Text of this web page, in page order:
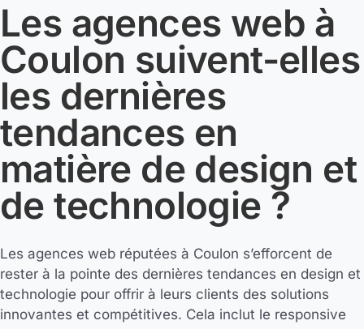
Les agences web à
Coulon suivent-elles
les dernières
tendances en
matière de design et
de technologie ?
Les agences web réputées à Coulon s’efforcent de
rester à la pointe des dernières tendances en design et
technologie pour offrir à leurs clients des solutions
innovantes et compétitives. Cela inclut le responsive